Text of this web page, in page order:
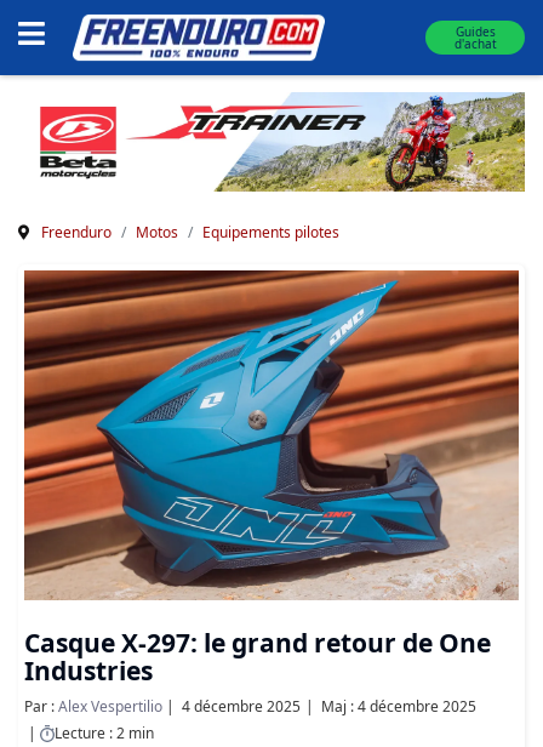
Guides
d'achat
Freenduro Motos Equipements pilotes
Casque X-297: le grand retour de One
Industries
Par :Alex Vespertilio 4 décembre 2025
Maj : 4 décembre 2025
Lecture : 2 min